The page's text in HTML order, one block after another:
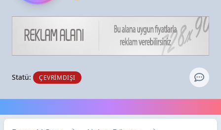
Statü: ÇEVRIMDIŞI